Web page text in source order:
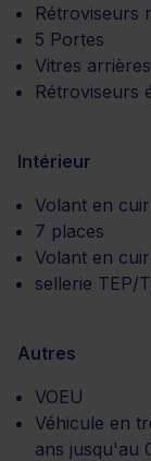
Rétroviseurs
5 Portes
Vitres
Rétroviseurs
Intérieur
Volant en cuir
7 places
Volant en
sellerie TEP/
Autres
VOEU
Véhicule en
ans jusqu'au